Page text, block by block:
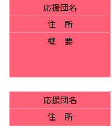
応援団名
住 所
概 要
応援団名
住 所